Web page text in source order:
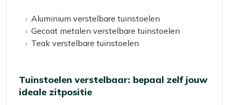
Aluminium verstelbare tuinstoelen
Gecoat metalen verstelbare tuinstoelen
Teak verstelbare tuinstoelen
Tuinstoelen verstelbaar: bepaal zelf jouw
ideale zitpositie